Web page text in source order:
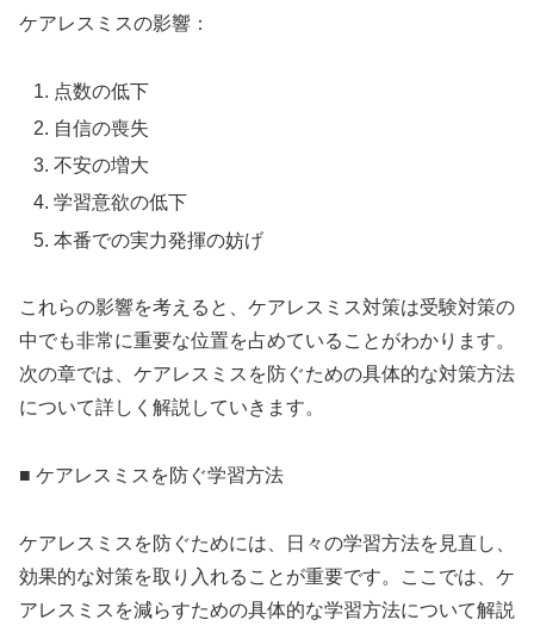
ケアレスミスの影響：
点数の低下
自信の喪失
不安の増大
学習意欲の低下
本番での実力発揮の妨げ
これらの影響を考えると、ケアレスミス対策は受験対策の
中でも非常に重要な位置を占めていることがわかります。
次の章では、ケアレスミスを防ぐための具体的な対策方法
について詳しく解説していきます。
■ ケアレスミスを防ぐ学習方法
ケアレスミスを防ぐためには、日々の学習方法を見直し、
効果的な対策を取り入れることが重要です。ここでは、ケ
アレスミスを減らすための具体的な学習方法について解説